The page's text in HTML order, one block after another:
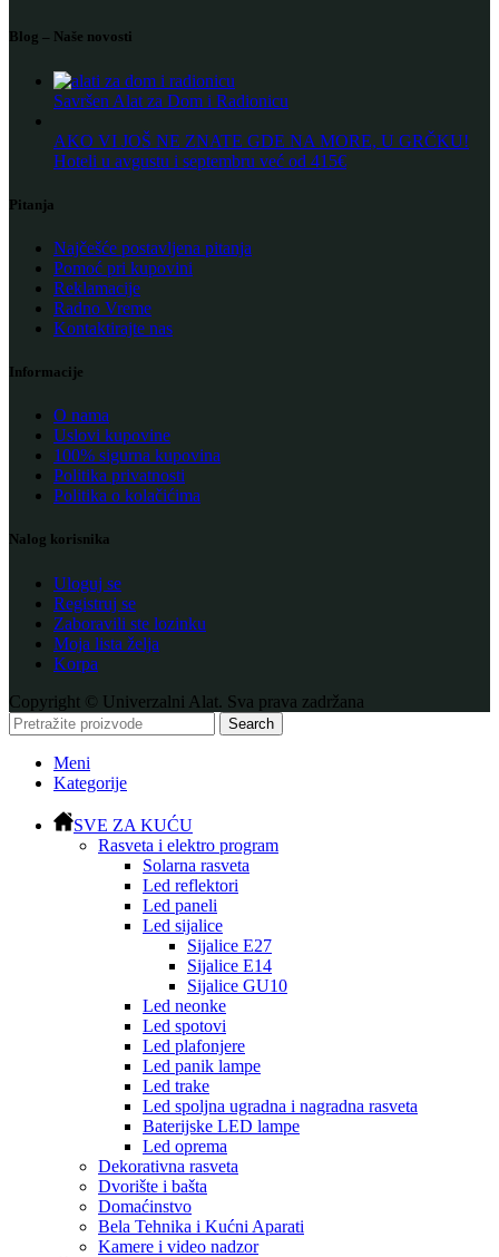
Blog – Naše novosti
Savršen Alat za Dom i Radionicu
AKO VI JOŠ NE ZNATE GDE NA MORE, U GRČKU!
Hoteli u avgustu i septembru već od 415€
Pitanja
Najčešće postavljena pitanja
Pomoć pri kupovini
Reklamacije
Radno Vreme
Kontaktirajte nas
Informacije
O nama
Uslovi kupovine
100% sigurna kupovina
Politika privatnosti
Politika o kolačićima
Nalog korisnika
Uloguj se
Registruj se
Zaboravili ste lozinku
Moja lista želja
Korpa
Copyright © Univerzalni Alat. Sva prava zadržana
Search
Meni
Kategorije
SVE ZA KUĆU
Rasveta i elektro program
Solarna rasveta
Led reflektori
Led paneli
Led sijalice
Sijalice E27
Sijalice E14
Sijalice GU10
Led neonke
Led spotovi
Led plafonjere
Led panik lampe
Led trake
Led spoljna ugradna i nagradna rasveta
Baterijske LED lampe
Led oprema
Dekorativna rasveta
Dvorište i bašta
Domaćinstvo
Bela Tehnika i Kućni Aparati
Kamere i video nadzor